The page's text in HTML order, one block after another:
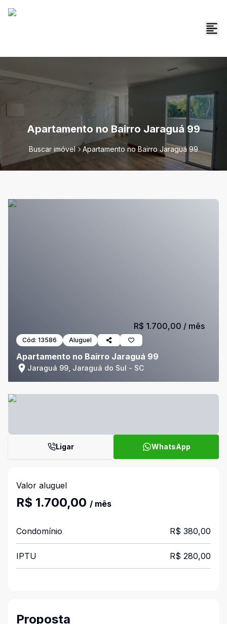
Apartamento no Bairro Jaraguá 99
Buscar imóvel Apartamento no Bairro Jaraguá 99
Cód: 13586 Aluguel
Apartamento no Bairro Jaraguá 99
Jaraguá 99, Jaraguá do Sul - SC
R$ 1.700,00 / mês
Ligar WhatsApp
Valor aluguel
R$ 1.700,00 / mês
Condomínio R$ 380,00
IPTU R$ 280,00
Proposta